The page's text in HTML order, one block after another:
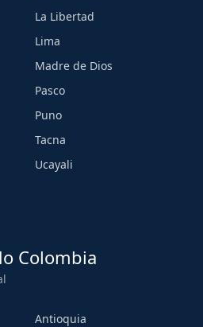
La Libertad
Lima
Madre de Dios
Pasco
Puno
Tacna
Ucayali
Colombia
Antioquia